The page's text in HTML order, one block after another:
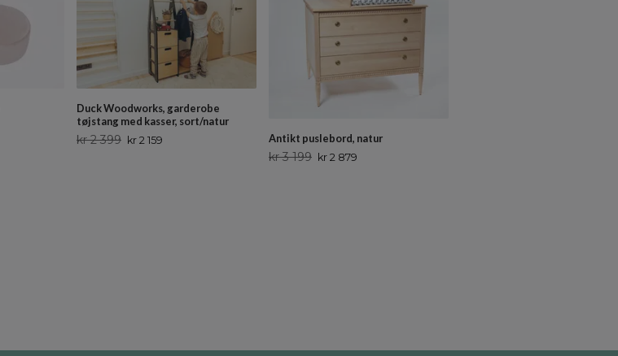
Duck Woodworks, garderobe
tøjstang med kasser, sort/natur
kr 2 399 kr 2 159 Antikt puslebord, natur
kr 3 199 kr 2 879